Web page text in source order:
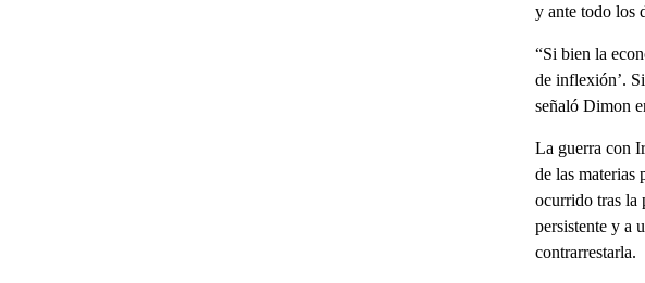
y ante todo los
“Si bien la
de inflexión’.
señaló Dimon
La guerra con
de las materias
ocurrido tras la
persistente y a
contrarrestarla.